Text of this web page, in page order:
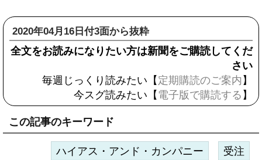
2020年04月16日付3面から抜粋
全文をお読みになりたい方は新聞をご購読してくだ
さい
毎週じっくり読みたい【 定期購読のご案内 】
今スグ読みたい【 電子版で購読する 】
この記事のキーワード
ハイアス・アンド・カンパニー 受注